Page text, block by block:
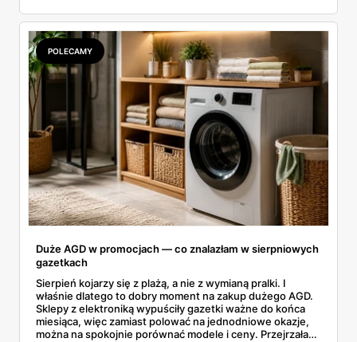
rozpiska: co dokładnie sprzedaje Lidl, ile kosztują
odpowiedniki u producenta i komu ten zakup naprawdę
się opłaci.
POLECAMY
Duże AGD w promocjach — co znalazłam w sierpniowych
gazetkach
Sierpień kojarzy się z plażą, a nie z wymianą pralki. I
właśnie dlatego to dobry moment na zakup dużego AGD.
Sklepy z elektroniką wypuściły gazetki ważne do końca
miesiąca, więc zamiast polować na jednodniowe okazje,
można na spokojnie porównać modele i ceny. Przejrzałam